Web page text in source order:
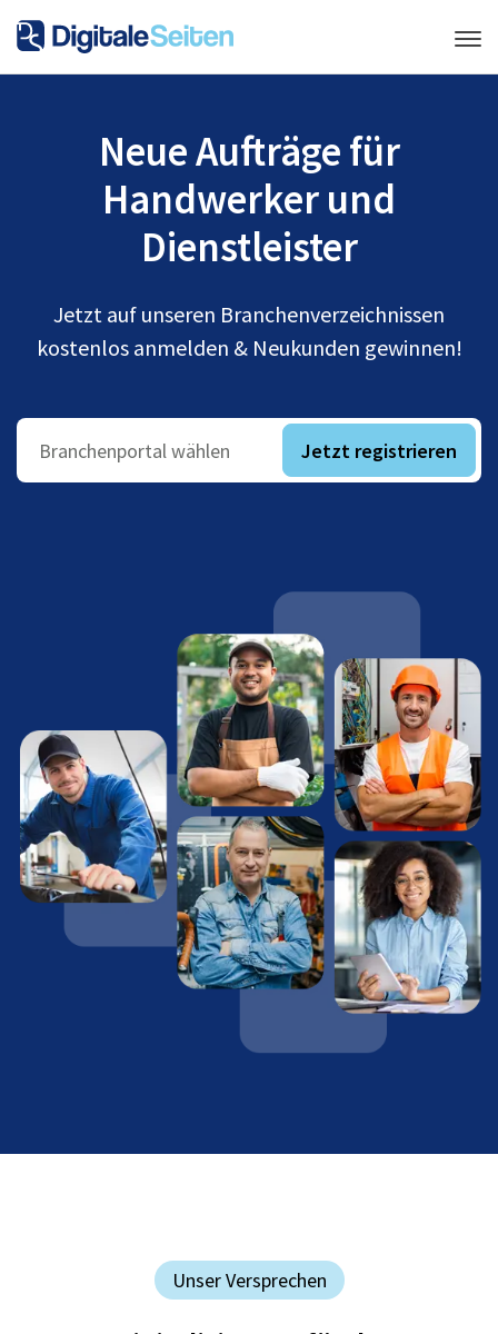
Neue Aufträge für
Handwerker und
Dienstleister
Jetzt auf unseren Branchenverzeichnissen
kostenlos anmelden & Neukunden gewinnen!
Branchenportal wählen Jetzt registrieren
Unser Versprechen